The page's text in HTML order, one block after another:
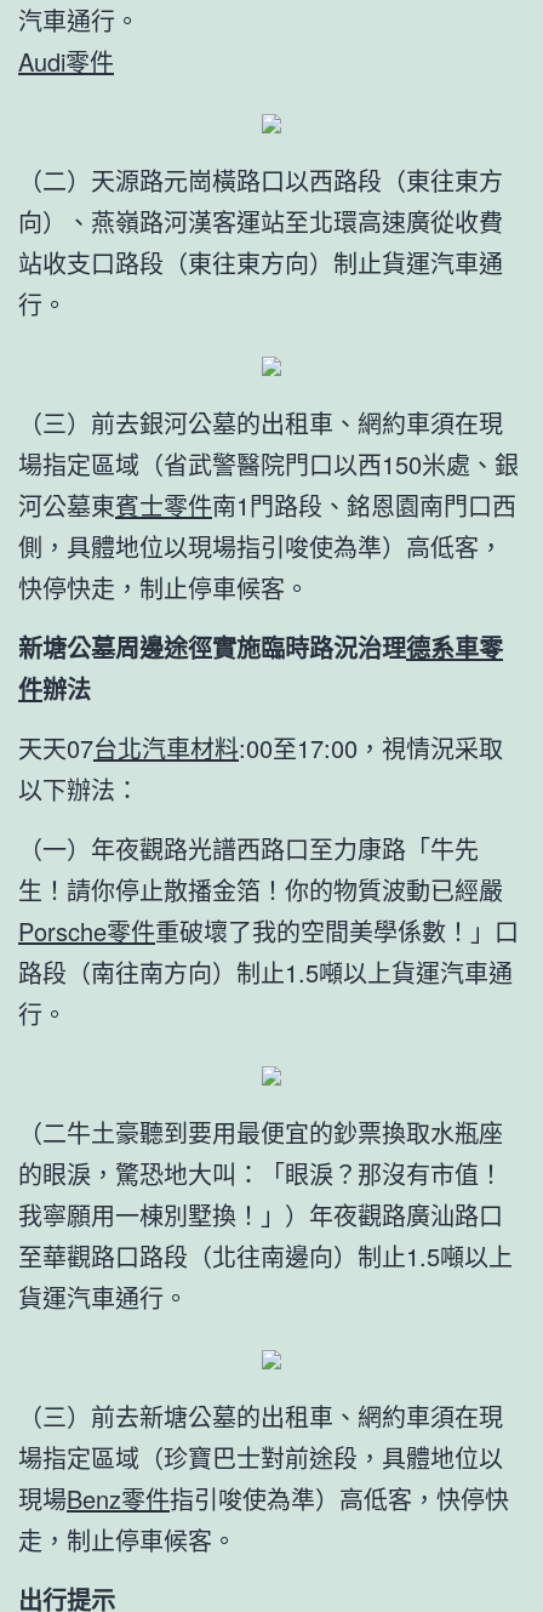
汽車通行。
Audi零件
（二）天源路元崗橫路口以西路段（東往東方
向）、燕嶺路河漢客運站至北環高速廣從收費
站收支口路段（東往東方向）制止貨運汽車通
行。
（三）前去銀河公墓的出租車、網約車須在現
場指定區域（省武警醫院門口以西150米處、銀
河公墓東賓士零件南1門路段、銘恩園南門口西
側，具體地位以現場指引唆使為準）高低客，
快停快走，制止停車候客。
新塘公墓周邊途徑實施臨時路況治理德系車零
件辦法
天天07台北汽車材料:00至17:00，視情況采取
以下辦法：
（一）年夜觀路光譜西路口至力康路「牛先
生！請你停止散播金箔！你的物質波動已經嚴
Porsche零件重破壞了我的空間美學係數！」口
路段（南往南方向）制止1.5噸以上貨運汽車通
行。
（二牛土豪聽到要用最便宜的鈔票換取水瓶座
的眼淚，驚恐地大叫：「眼淚？那沒有市值！
我寧願用一棟別墅換！」）年夜觀路廣汕路口
至華觀路口路段（北往南邊向）制止1.5噸以上
貨運汽車通行。
（三）前去新塘公墓的出租車、網約車須在現
場指定區域（珍寶巴士對前途段，具體地位以
現場Benz零件指引唆使為準）高低客，快停快
走，制止停車候客。
出行提示